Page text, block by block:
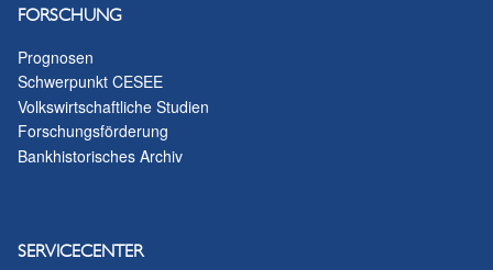
FORSCHUNG
Prognosen
Schwerpunkt CESEE
Volkswirtschaftliche Studien
Forschungsförderung
Bankhistorisches Archiv
SERVICECENTER